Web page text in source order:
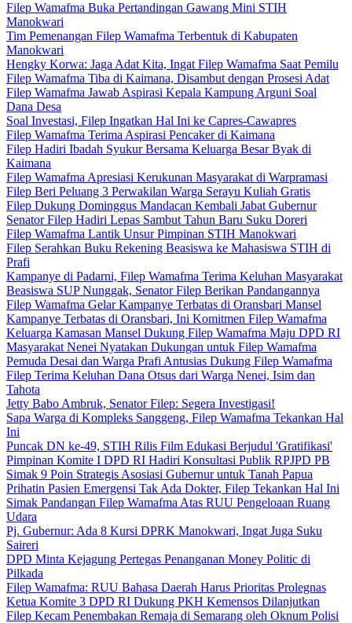
Filep Wamafma Buka Pertandingan Gawang Mini STIH
Manokwari
Tim Pemenangan Filep Wamafma Terbentuk di Kabupaten
Manokwari
Hengky Korwa: Jaga Adat Kita, Ingat Filep Wamafma Saat Pemilu
Filep Wamafma Tiba di Kaimana, Disambut dengan Prosesi Adat
Filep Wamafma Jawab Aspirasi Kepala Kampung Arguni Soal
Dana Desa
Soal Investasi, Filep Ingatkan Hal Ini ke Capres-Cawapres
Filep Wamafma Terima Aspirasi Pencaker di Kaimana
Filep Hadiri Ibadah Syukur Bersama Keluarga Besar Byak di
Kaimana
Filep Wamafma Apresiasi Kerukunan Masyarakat di Warpramasi
Filep Beri Peluang 3 Perwakilan Warga Serayu Kuliah Gratis
Filep Dukung Dominggus Mandacan Kembali Jabat Gubernur
Senator Filep Hadiri Lepas Sambut Tahun Baru Suku Doreri
Filep Wamafma Lantik Unsur Pimpinan STIH Manokwari
Filep Serahkan Buku Rekening Beasiswa ke Mahasiswa STIH di
Prafi
Kampanye di Padarni, Filep Wamafma Terima Keluhan Masyarakat
Beasiswa SUP Nunggak, Senator Filep Berikan Pandangannya
Filep Wamafma Gelar Kampanye Terbatas di Oransbari Mansel
Kampanye Terbatas di Oransbari, Ini Komitmen Filep Wamafma
Keluarga Kamasan Mansel Dukung Filep Wamafma Maju DPD RI
Masyarakat Nenei Nyatakan Dukungan untuk Filep Wamafma
Pemuda Desai dan Warga Prafi Antusias Dukung Filep Wamafma
Filep Terima Keluhan Dana Otsus dari Warga Nenei, Isim dan
Tahota
Jetty Babo Ambruk, Senator Filep: Segera Investigasi!
Sapa Warga di Kompleks Sanggeng, Filep Wamafma Tekankan Hal
Ini
Puncak DN ke-49, STIH Rilis Film Edukasi Berjudul 'Gratifikasi'
Pimpinan Komite I DPD RI Hadiri Konsultasi Publik RPJPD PB
Simak 9 Poin Strategis Asosiasi Gubernur untuk Tanah Papua
Prihatin Pasien Emergensi Tak Ada Dokter, Filep Tekankan Hal Ini
Simak Pandangan Filep Wamafma Atas RUU Pengeloaan Ruang
Udara
Pj. Gubernur: Ada 8 Kursi DPRK Manokwari, Ingat Juga Suku
Saireri
DPD Minta Kejagung Pertegas Penanganan Money Politic di
Pilkada
Filep Wamafma: RUU Bahasa Daerah Harus Prioritas Prolegnas
Ketua Komite 3 DPD RI Dukung PKH Kemensos Dilanjutkan
Filep Kecam Penembakan Remaja di Semarang oleh Oknum Polisi